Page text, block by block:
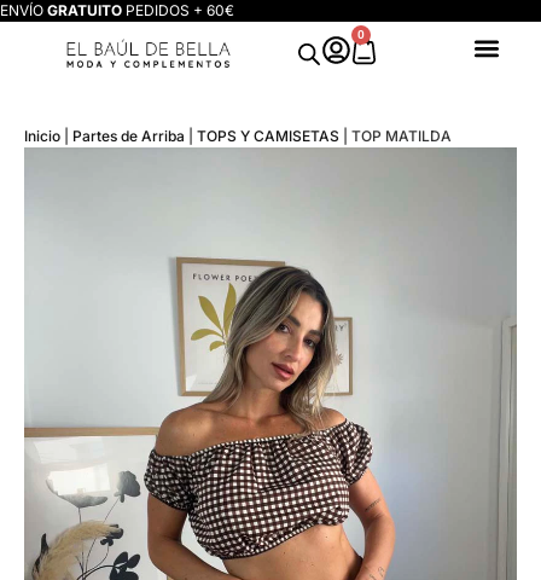
ENVÍO GRATUITO PEDIDOS + 60€
0
Inicio Partes de Arriba TOPS Y CAMISETAS TOP MATILDA